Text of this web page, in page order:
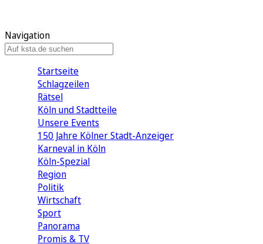
Navigation
Startseite
Schlagzeilen
Rätsel
Köln und Stadtteile
Unsere Events
150 Jahre Kölner Stadt-Anzeiger
Karneval in Köln
Köln-Spezial
Region
Politik
Wirtschaft
Sport
Panorama
Promis & TV